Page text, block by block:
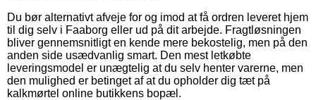
Du bør alternativt afveje for og imod at få ordren leveret hjem
til dig selv i Faaborg eller ud på dit arbejde. Fragtløsningen
bliver gennemsnitligt en kende mere bekostelig, men på den
anden side usædvanlig smart. Den mest letkøbte
leveringsmodel er unægtelig at du selv henter varerne, men
den mulighed er betinget af at du opholder dig tæt på
kalkmørtel online butikkens bopæl.